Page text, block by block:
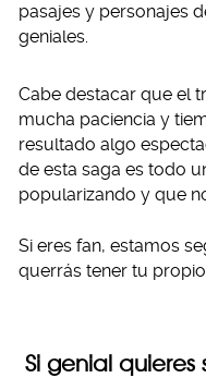
pasajes y personajes
geniales.
Cabe destacar que el
mucha paciencia y
resultado algo
de esta saga es todo
popularizando y que
Si eres fan, estamos
querrás tener tu
Si genial quieres